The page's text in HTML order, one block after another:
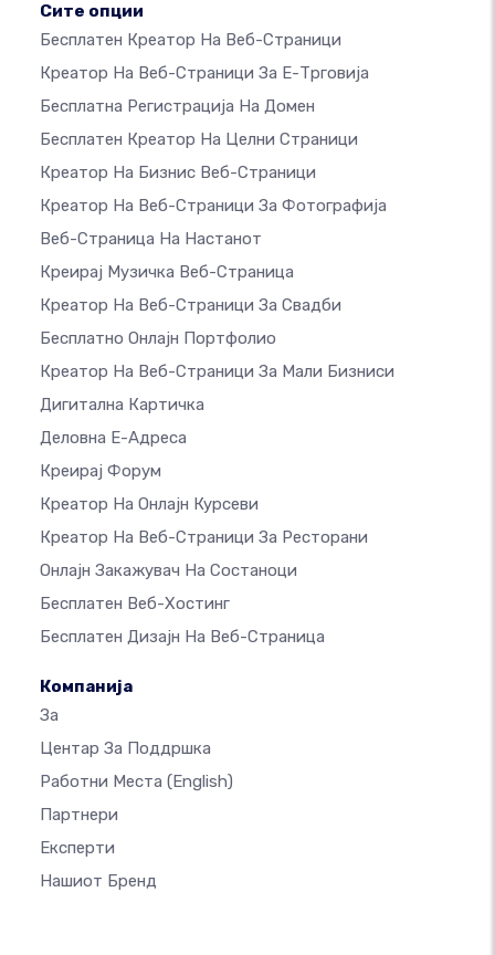
Сите опции
Бесплатен Креатор На Веб-Страници
Креатор На Веб-Страници За Е-Трговија
Бесплатна Регистрација На Домен
Бесплатен Креатор На Целни Страници
Креатор На Бизнис Веб-Страници
Креатор На Веб-Страници За Фотографија
Веб-Страница На Настанот
Креирај Музичка Веб-Страница
Креатор На Веб-Страници За Свадби
Бесплатно Онлајн Портфолио
Креатор На Веб-Страници За Мали Бизниси
Дигитална Картичка
Деловна Е-Адреса
Креирај Форум
Креатор На Онлајн Курсеви
Креатор На Веб-Страници За Ресторани
Онлајн Закажувач На Состаноци
Бесплатен Веб-Хостинг
Бесплатен Дизајн На Веб-Страница
Компанија
За
Центар За Поддршка
Работни Места (English)
Партнери
Експерти
Нашиот Бренд